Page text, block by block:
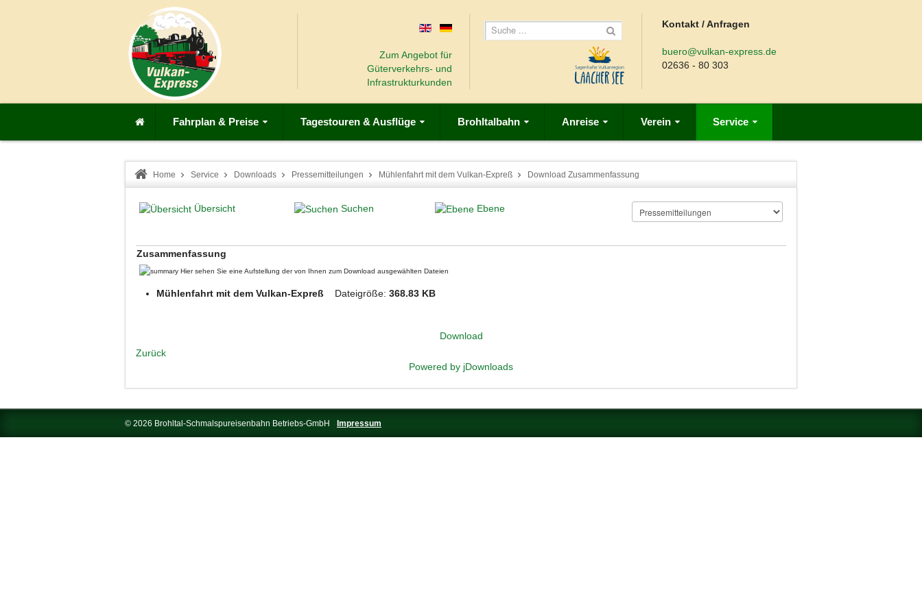
Zum Angebot für
Güterverkehrs- und
Infrastrukturkunden
Kontakt / Anfragen
buero@vulkan-express.de
02636 - 80 303
Fahrplan & Preise Tagestouren & Ausflüge Brohltalbahn Anreise Verein Service
Home Service Downloads Pressemitteilungen Mühlenfahrt mit dem Vulkan-Expreß Download Zusammenfassung
Übersicht Suchen Ebene
Zusammenfassung
Hier sehen Sie eine Aufstellung der von Ihnen zum Download ausgewählten Dateien
Mühlenfahrt mit dem Vulkan-Expreß Dateigröße: 368.83 KB
Download
Zurück
Powered by jDownloads
© 2026 Brohltal-Schmalspureisenbahn Betriebs-GmbH Impressum